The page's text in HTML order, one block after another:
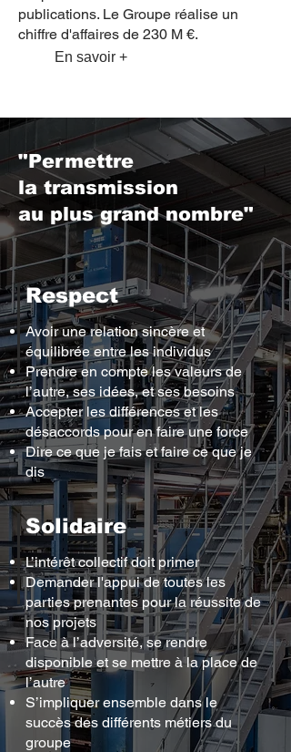
publications. Le Groupe réalise un
chiffre d'affaires de 230 M €.
En savoir +
"Permettre
la transmission
au plus grand nombre"
Respect
Avoir une relation sincère et
équilibrée entre les individus
Prendre en compte les valeurs de
l’autre, ses idées, et ses besoins
Accepter les différences et les
désaccords pour en faire une force
Dire ce que je fais et faire ce que je
dis
Solidaire
L’intérêt collectif doit primer
Demander l'appui de toutes les
parties prenantes pour la réussite de
nos projets
Face à l’adversité, se rendre
disponible et se mettre à la place de
l’autre
S’impliquer ensemble dans le
succès des différents métiers du
groupe